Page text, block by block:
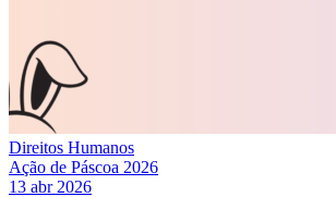
Direitos Humanos
Ação de Páscoa 2026
13 abr 2026